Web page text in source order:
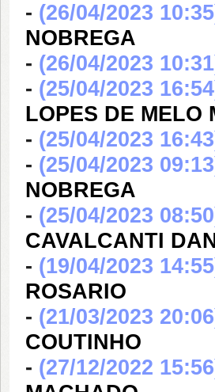
- (26/04/2023
NOBREGA
- (26/04/2023
- (25/04/2023
LOPES DE MELO
- (25/04/2023
- (25/04/2023
NOBREGA
- (25/04/2023
CAVALCANTI
- (19/04/2023
ROSARIO
- (21/03/2023
COUTINHO
- (27/12/2022